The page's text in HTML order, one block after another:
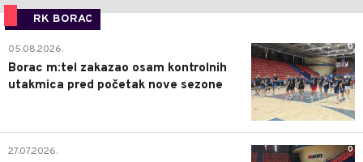
RK BORAC
0
05.08.2026.
Borac m:tel zakazao osam kontrolnih
utakmica pred početak nove sezone
0
27.07.2026.